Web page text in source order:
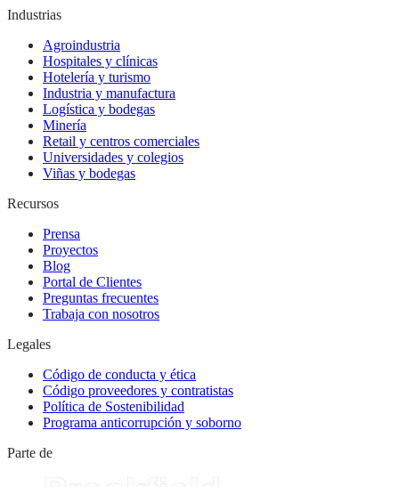
Industrias
Agroindustria
Hospitales y clínicas
Hotelería y turismo
Industria y manufactura
Logística y bodegas
Minería
Retail y centros comerciales
Universidades y colegios
Viñas y bodegas
Recursos
Prensa
Proyectos
Blog
Portal de Clientes
Preguntas frecuentes
Trabaja con nosotros
Legales
Código de conducta y ética
Código proveedores y contratistas
Política de Sostenibilidad
Programa anticorrupción y soborno
Parte de